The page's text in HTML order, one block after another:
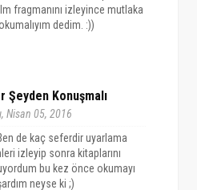
fragmanını izleyince mutlaka
dedim. :))
Şeyden Konuşmalı
Nisan 05, 2016
de kaç seferdir uyarlama
izleyip sonra kitaplarını
bu kez önce okumayı
neyse ki ;)